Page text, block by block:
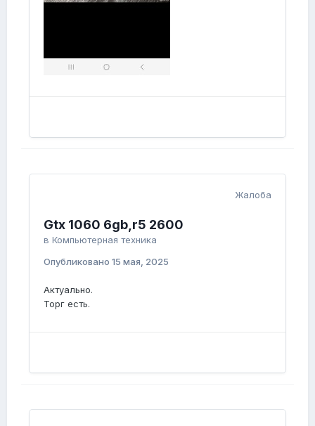
Жалоба
Gtx 1060 6gb,r5 2600
в Компьютерная техника
Опубликовано 15 мая, 2025
Актуально.
Торг есть.